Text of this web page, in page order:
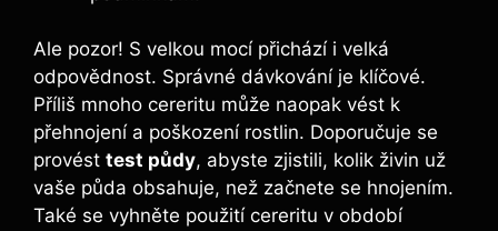
Ale⁣ pozor! S velkou mocí přichází i velká
odpovědnost. ​Správné ⁢dávkování je klíčové.
Příliš mnoho cereritu může naopak vést k
přehnojení a poškození rostlin.⁤ Doporučuje se
provést test půdy, ​abyste zjistili, kolik živin už
vaše půda obsahuje, než začnete se hnojením.
Také se vyhněte použití cereritu v období